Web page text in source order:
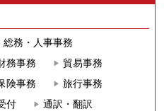
総務・人事事務
務事務
貿易事務
険事務
旅行事務
付
通訳・翻訳